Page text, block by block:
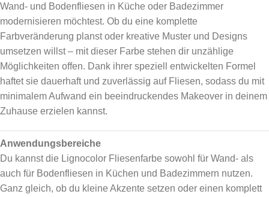
Wand- und Bodenfliesen in Küche oder Badezimmer
modernisieren möchtest. Ob du eine komplette
Farbveränderung planst oder kreative Muster und Designs
umsetzen willst – mit dieser Farbe stehen dir unzählige
Möglichkeiten offen. Dank ihrer speziell entwickelten Formel
haftet sie dauerhaft und zuverlässig auf Fliesen, sodass du mit
minimalem Aufwand ein beeindruckendes Makeover in deinem
Zuhause erzielen kannst.
Anwendungsbereiche
Du kannst die Lignocolor Fliesenfarbe sowohl für Wand- als
auch für Bodenfliesen in Küchen und Badezimmern nutzen.
Ganz gleich, ob du kleine Akzente setzen oder einen komplett